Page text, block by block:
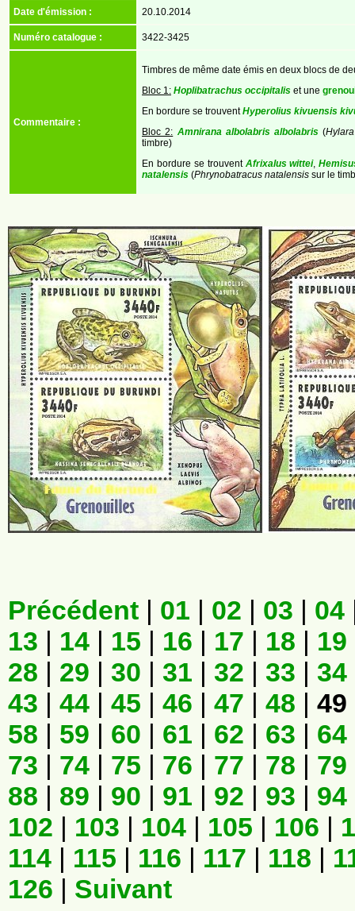
Date d'émission : 20.10.2014
Numéro catalogue : 3422-3425
Commentaire :
Timbres de même date émis en deux blocs de
Bloc 1: Hoplibatrachus occipitalis et une
En bordure se trouventHyperolius kivuensis
Bloc 2: Amnirana albolabris albolabris(
timbre)
En bordure se trouvent Afrixalus wittei,
natalensis (Phrynobatracus natalensis sur le
Précédent | 01 | 02 | 03 | 04
13 | 14 | 15 | 16 | 17 | 18 | 19
28 | 29 | 30 | 31 | 32 | 33 | 34
43 | 44 | 45 | 46 | 47 | 48 | 49
58 | 59 | 60 | 61 | 62 | 63 | 64
73 | 74 | 75 | 76 | 77 | 78 | 79
88 | 89 | 90 | 91 | 92 | 93 | 94
102 | 103 | 104 | 105 | 106 |
114 | 115 | 116 | 117 | 118 |
126 | Suivant